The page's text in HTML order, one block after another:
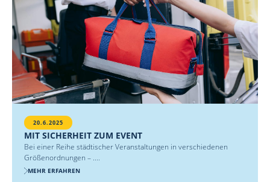
20.6.2025
MIT SICHERHEIT ZUM EVENT
Bei einer Reihe städtischer Veranstaltungen in verschiedenen
Größenordnungen – ....
MEHR ERFAHREN